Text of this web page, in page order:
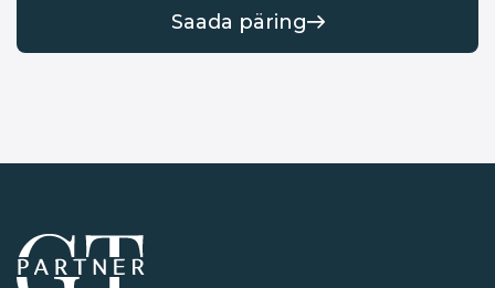
Saada päring